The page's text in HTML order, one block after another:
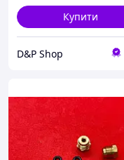
Купити
D&P Shop